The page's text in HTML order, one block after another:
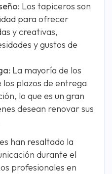
Los tapiceros son
para ofrecer
y creativas,
y gustos de
La mayoría de los
plazos de entrega
lo que es un gran
desean renovar sus
han resaltado la
durante el
profesionales en